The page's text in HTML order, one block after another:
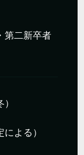
第二新卒者
よる）